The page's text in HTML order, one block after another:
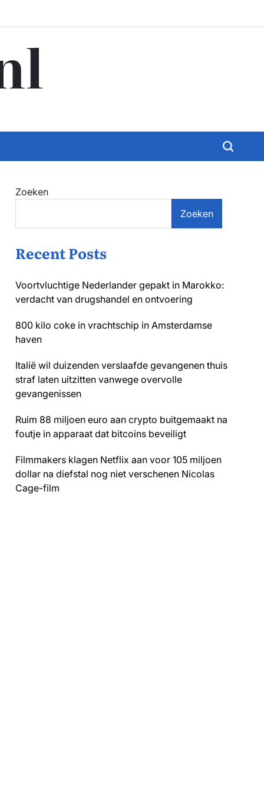
Zoeken
Zoeken
Recent Posts
Voortvluchtige Nederlander gepakt in Marokko:
verdacht van drugshandel en ontvoering
800 kilo coke in vrachtschip in Amsterdamse
haven
Italië wil duizenden verslaafde gevangenen thuis
straf laten uitzitten vanwege overvolle
gevangenissen
Ruim 88 miljoen euro aan crypto buitgemaakt na
foutje in apparaat dat bitcoins beveiligt
Filmmakers klagen Netflix aan voor 105 miljoen
dollar na diefstal nog niet verschenen Nicolas
Cage-film